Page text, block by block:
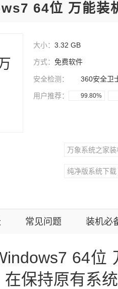
64位 万能装
大小： 3.32 GB
方式： 免费软件
安全检测： 360安全卫
用户推荐： 99.80%
万象系统之家
纯净版系统下载
常见问题 装机必
64位
保持原有系